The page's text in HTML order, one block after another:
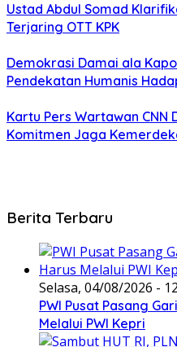
Ustad Abdul Somad
Terjaring OTT KPK
Demokrasi Damai ala
Pendekatan Humanis
Kartu Pers Wartawan CNN
Komitmen Jaga
Berita Terbaru
Selasa, 04/08/2026 -
PWI Pusat Pasang
Melalui PWI Kepri